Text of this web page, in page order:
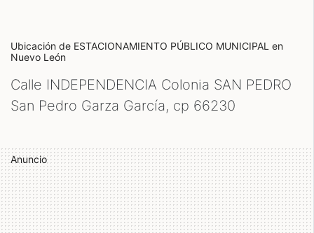
Ubicación de ESTACIONAMIENTO PÚBLICO MUNICIPAL en
Nuevo León
Calle INDEPENDENCIA Colonia SAN PEDRO
San Pedro Garza García, cp 66230
Anuncio